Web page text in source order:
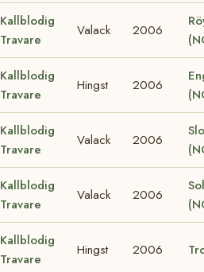
Kallblodig
Travare
Valack 2006
Kallblodig
Travare
Hingst 2006
Kallblodig
Travare
Valack 2006
Kallblodig
Travare
Valack 2006
Kallblodig
Travare
Hingst 2006